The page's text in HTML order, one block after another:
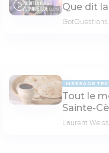
02:19 Que dit
MESSAGE
Tout le
Sainte-
Laurent Weiss